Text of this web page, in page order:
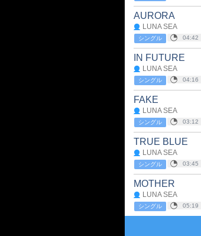
AURORA
LUNA SEA
シングル 04:42
IN FUTURE
LUNA SEA
シングル 04:16
FAKE
LUNA SEA
シングル 03:12
TRUE BLUE
LUNA SEA
シングル 03:45
MOTHER
LUNA SEA
シングル 05:19